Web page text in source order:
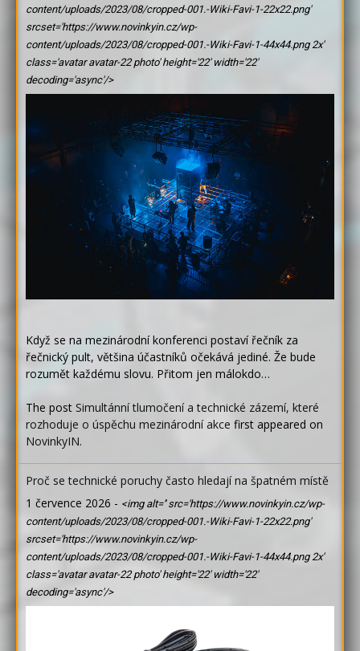
content/uploads/2023/08/cropped-001.-Wiki-Favi-1-22x22.png'
srcset='https://www.novinkyin.cz/wp-
content/uploads/2023/08/cropped-001.-Wiki-Favi-1-44x44.png 2x'
class='avatar avatar-22 photo' height='22' width='22'
decoding='async'/>
Když se na mezinárodní konferenci postaví řečník za
řečnický pult, většina účastníků očekává jediné. Že bude
rozumět každému slovu. Přitom jen málokdo…
The post Simultánní tlumočení a technické zázemí, které
rozhoduje o úspěchu mezinárodní akce first appeared on
NovinkyIN.
Proč se technické poruchy často hledají na špatném místě
1 července 2026 - <img alt='' src='https://www.novinkyin.cz/wp-
content/uploads/2023/08/cropped-001.-Wiki-Favi-1-22x22.png'
srcset='https://www.novinkyin.cz/wp-
content/uploads/2023/08/cropped-001.-Wiki-Favi-1-44x44.png 2x'
class='avatar avatar-22 photo' height='22' width='22'
decoding='async'/>